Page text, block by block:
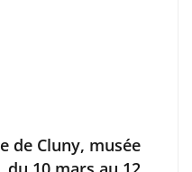
de Cluny, musée